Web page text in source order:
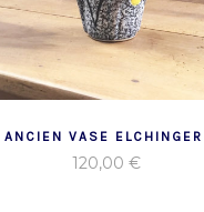
ANCIEN VASE ELCHINGER
120,00 €